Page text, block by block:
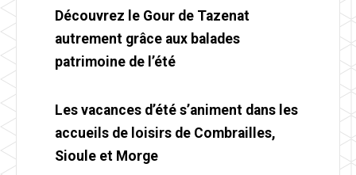
Découvrez le Gour de Tazenat
autrement grâce aux balades
patrimoine de l’été
Les vacances d’été s’animent dans les
accueils de loisirs de Combrailles,
Sioule et Morge